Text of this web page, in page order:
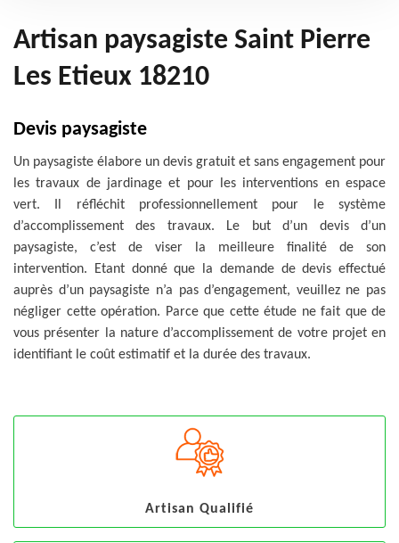
Artisan paysagiste Saint Pierre
Les Etieux 18210
Devis paysagiste
Un paysagiste élabore un devis gratuit et sans engagement pour
les travaux de jardinage et pour les interventions en espace
vert. Il réfléchit professionnellement pour le système
d’accomplissement des travaux. Le but d’un devis d’un
paysagiste, c’est de viser la meilleure finalité de son
intervention. Etant donné que la demande de devis effectué
auprès d’un paysagiste n’a pas d’engagement, veuillez ne pas
négliger cette opération. Parce que cette étude ne fait que de
vous présenter la nature d’accomplissement de votre projet en
identifiant le coût estimatif et la durée des travaux.
Artisan Qualifié